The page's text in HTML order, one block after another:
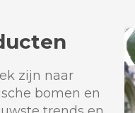
zijn naar
bomen en